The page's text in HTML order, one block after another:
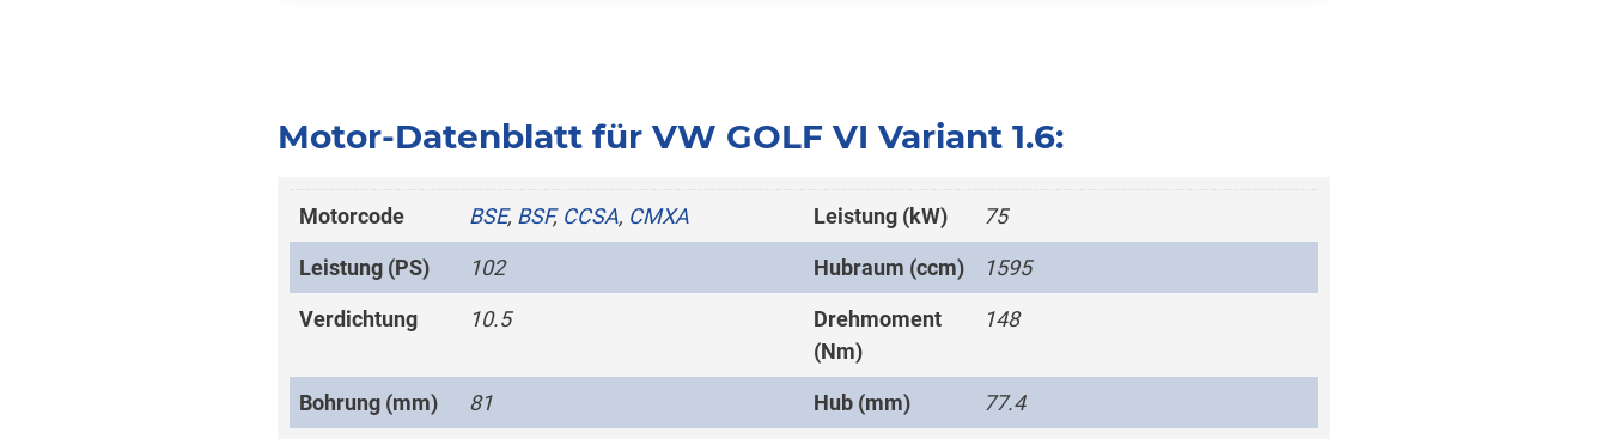
Motor-Datenblatt für VW GOLF VI Variant 1.6:
Motorcode BSE, BSF, CCSA, CMXA Leistung (kW) 75
Leistung (PS) 102 Hubraum (ccm) 1595
Verdichtung 10.5
Drehmoment
(Nm)
148
Bohrung (mm) 81 Hub (mm) 77.4